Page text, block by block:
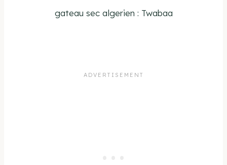
gateau sec algerien : Twabaa